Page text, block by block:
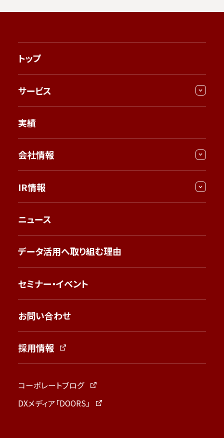
トップ
サービス
実績
会社情報
IR情報
ニュース
データ活用へ取り組む理由
セミナー・イベント
お問い合わせ
採用情報
コーポレートブログ
DXメディア「DOORS」